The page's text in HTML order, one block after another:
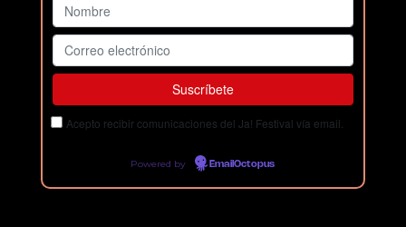
Acepto recibir comunicaciones del Ja! Festival vía email.
Powered by EmailOctopus